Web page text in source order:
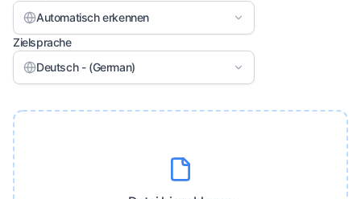
Automatisch erkennen
Zielsprache
Deutsch - (German)